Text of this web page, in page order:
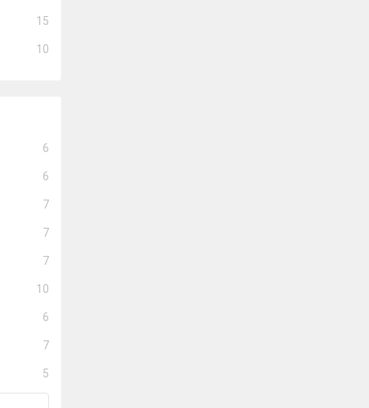
15
10
6
6
7
7
7
10
6
7
5